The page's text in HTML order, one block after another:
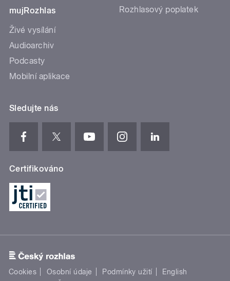
mujRozhlas
Živé vysílání
Audioarchiv
Podcasty
Mobilní aplikace
Rozhlasový poplatek
Sledujte nás
Certifikováno
Cookies Osobní údaje Podmínky užití
English